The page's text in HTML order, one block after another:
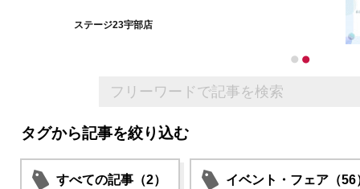
タグから記事を絞り込む
すべての記事（2） イベント・フェア（56